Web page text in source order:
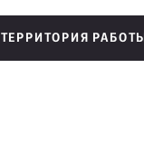
ТЕРРИТОРИЯ РАБОТЫ